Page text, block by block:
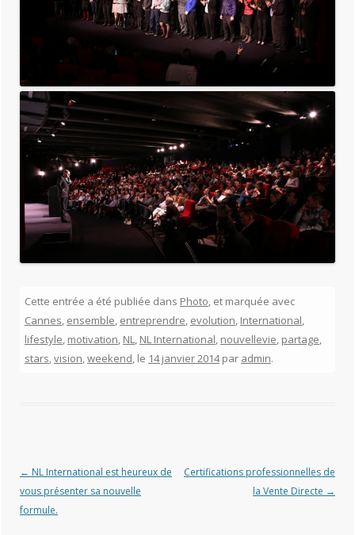
Cette entrée a été publiée dans Photo , et marquée avec
Cannes ensemble entreprendre evolution International
lifestyle motivation NL NL International nouvellevie partage
stars vision weekend , le 14 janvier 2014 par admin.
Navigation des articles
← NL International est heureux de
vous présenter sa nouvelle
formule.
Certifications professionnelles de
la Vente Directe →